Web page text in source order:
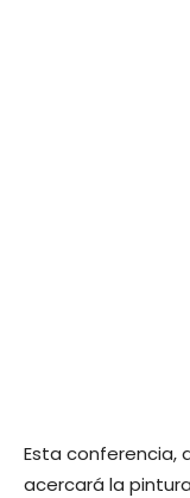
Esta conferencia,
acercará la